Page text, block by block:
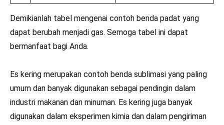
Demikianlah tabel mengenai contoh benda padat yang
dapat berubah menjadi gas. Semoga tabel ini dapat
bermanfaat bagi Anda.
Es kering merupakan contoh benda sublimasi yang paling
umum dan banyak digunakan sebagai pendingin dalam
industri makanan dan minuman. Es kering juga banyak
digunakan dalam eksperimen kimia dan dalam pengiriman